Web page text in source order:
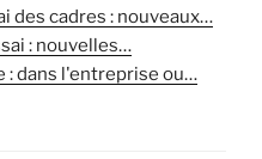
des cadres : nouveaux…
: nouvelles…
: dans l'entreprise ou…